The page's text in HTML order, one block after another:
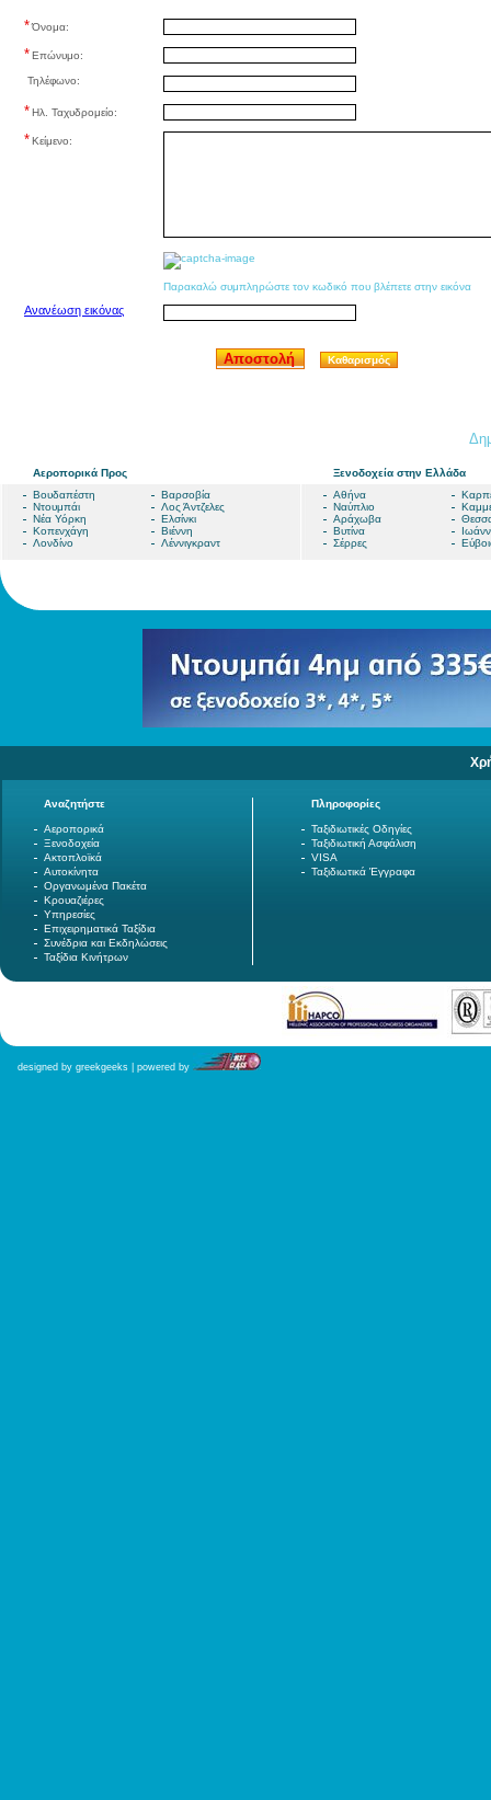
*Όνομα:
*Επώνυμο:
Τηλέφωνο:
*Ηλ. Ταχυδρομείο:
*Κείμενο:
Παρακαλώ συμπληρώστε τον κωδικό που βλέπετε στην εικόνα
Ανανέωση εικόνας
Αποστολή Καθαρισμός
Αεροπορικά Προς
Βουδαπέστη
Βαρσοβία
Ντουμπάι
Λος Άντζελες
Νέα Υόρκη
Ελσίνκι
Κοπενχάγη
Βιέννη
Λονδίνο
Λέννιγκραντ
Ξενοδοχεία στην Ελλάδα
Αθήνα
Ναύπλιο
Αράχωβα
Βυτίνα
Σέρρες
Αναζητήστε
Αεροπορικά
Ξενοδοχεία
Ακτοπλοϊκά
Αυτοκίνητα
Οργανωμένα Πακέτα
Κρουαζιέρες
Υπηρεσίες
Επιχειρηματικά Ταξίδια
Συνέδρια και Εκδηλώσεις
Ταξίδια Κινήτρων
Πληροφορίες
Ταξιδιωτικές Οδηγίες
Ταξιδιωτική Ασφάλιση
VISA
Ταξιδιωτικά Έγγραφα
designed by greekgeeks | powered by